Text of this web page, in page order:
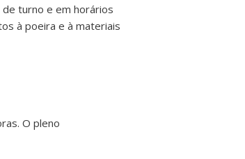
turno e em horários
à poeira e à materiais
O pleno